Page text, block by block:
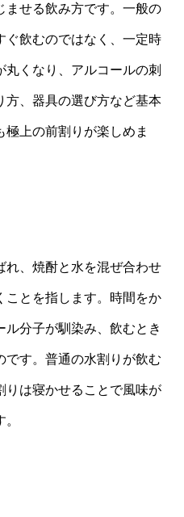
ませる飲み方です。一般の
ぐ飲むのではなく、一定時
丸くなり、アルコールの刺
方、器具の選び方など基本
極上の前割りが楽しめま
れ、焼酎と水を混ぜ合わせ
ことを指します。時間をか
分子が馴染み、飲むとき
です。普通の水割りが飲む
りは寝かせることで風味が